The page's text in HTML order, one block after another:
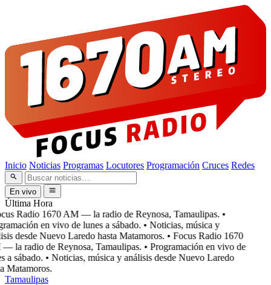
Inicio Noticias Programas Locutores Programación Cruces Redes
En vivo
Última Hora
Radio 1670 AM — la radio de Reynosa, Tamaulipas. •
en vivo de lunes a sábado. • Noticias, música y
desde Nuevo Laredo hasta Matamoros. • Focus Radio 1670
la radio de Reynosa, Tamaulipas. • Programación en vivo de
a sábado. • Noticias, música y análisis desde Nuevo Laredo
Matamoros.
Tamaulipas